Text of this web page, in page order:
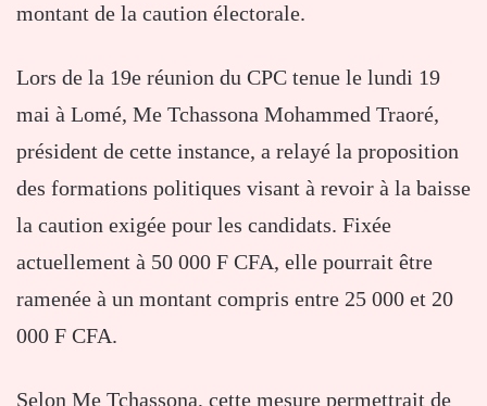
montant de la caution électorale.
Lors de la 19e réunion du CPC tenue le lundi 19
mai à Lomé, Me Tchassona Mohammed Traoré,
président de cette instance, a relayé la proposition
des formations politiques visant à revoir à la baisse
la caution exigée pour les candidats. Fixée
actuellement à 50 000 F CFA, elle pourrait être
ramenée à un montant compris entre 25 000 et 20
000 F CFA.
Selon Me Tchassona, cette mesure permettrait de